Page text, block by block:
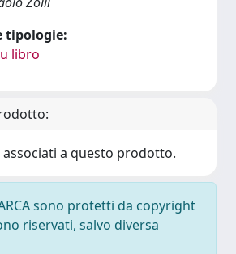
tipologie:
libro
a questo prodotto.
sono protetti da copyright
riservati, salvo diversa